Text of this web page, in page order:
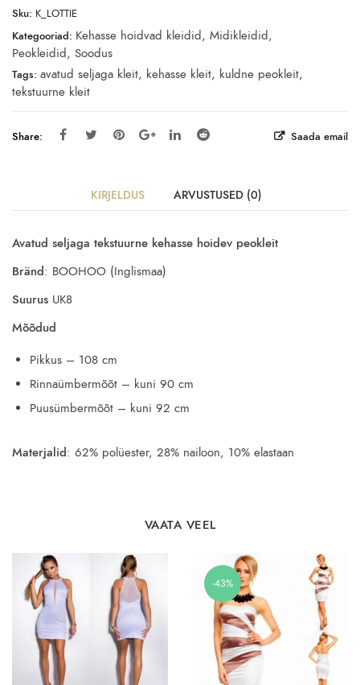
Sku: K_LOTTIE
Kategooriad: Kehasse hoidvad kleidid, Midikleidid,
Peokleidid, Soodus
Tags: avatud seljaga kleit, kehasse kleit, kuldne peokleit,
tekstuurne kleit
Share: Saada email
KIRJELDUS ARVUSTUSED (0)
Avatud seljaga tekstuurne kehasse hoidev peokleit
Bränd: BOOHOO (Inglismaa)
Suurus UK8
Mõõdud
Pikkus – 108 cm
Rinnaümbermõõt – kuni 90 cm
Puusümbermõõt – kuni 92 cm
Materjalid: 62% polüester, 28% nailoon, 10% elastaan
VAATA VEEL
-43%